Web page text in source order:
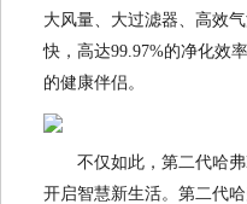
大风量、大过滤器、高效
快，高达99.97%的净化效
的健康伴侣。
不仅如此，第二代哈
开启智慧新生活。第二代